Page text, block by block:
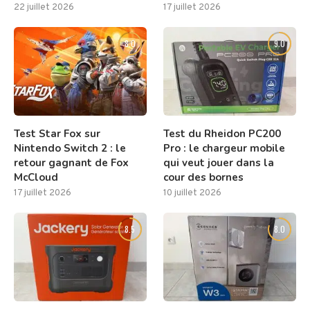
22 juillet 2026 17 juillet 2026
8.0
Test Star Fox sur
Nintendo Switch 2 : le
retour gagnant de Fox
McCloud
17 juillet 2026
9.0
Test du Rheidon PC200
Pro : le chargeur mobile
qui veut jouer dans la
cour des bornes
10 juillet 2026
8.5 8.0